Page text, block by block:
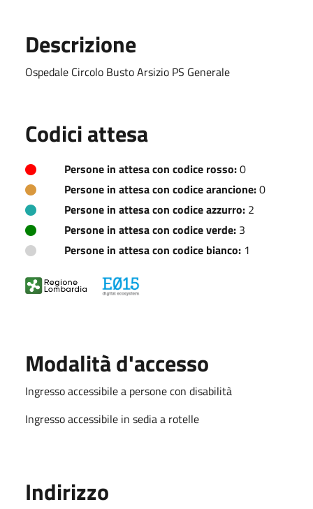
Descrizione
Ospedale Circolo Busto Arsizio PS Generale
Codici attesa
Persone in attesa con codice rosso:0
Persone in attesa con codice arancione:0
Persone in attesa con codice azzurro: 2
Persone in attesa con codice verde: 3
Persone in attesa con codice bianco: 1
Modalità d'accesso
Ingresso accessibile a persone con disabilità
Ingresso accessibile in sedia a rotelle
Indirizzo